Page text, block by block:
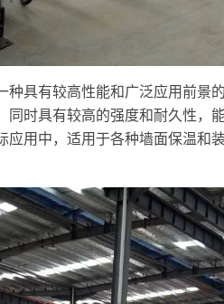
种具有较高性能和广泛应用前景
同时具有较高的强度和耐久性，
应用中，适用于各种墙面保温和